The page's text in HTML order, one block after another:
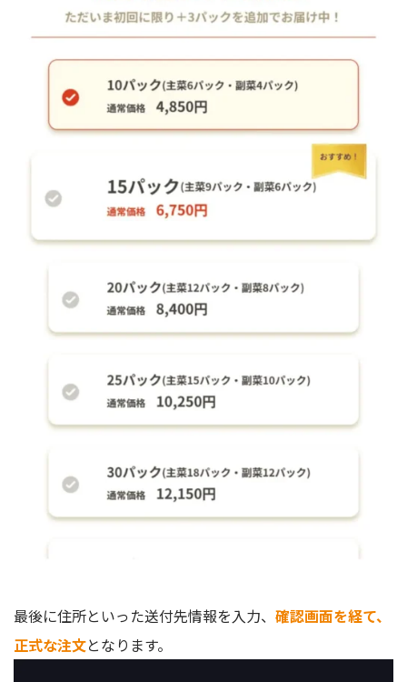
最後に住所といった送付先情報を入力、 確認画面を経て、
正式な注文となります。